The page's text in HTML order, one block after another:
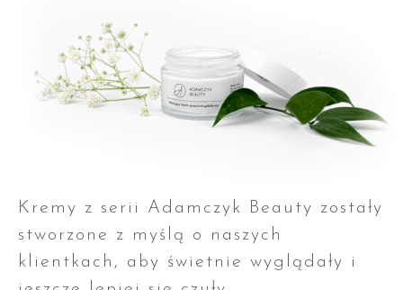
Kremy z serii Adamczyk Beauty zostały
stworzone z myślą o naszych
klientkach, aby świetnie wyglądały i